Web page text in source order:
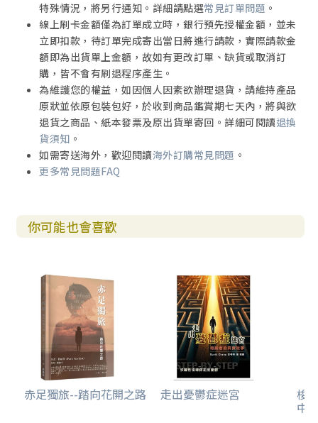
特殊情況，將另行通知。詳細請點選常見訂單問題 。
線上刷卡金額僅為訂單成立時，銀行預先授權金額，並未
立即扣款，待訂單完成寄出當日將進行請款，實際請款金
額即為出貨單上金額，故如有更改訂單、缺貨或取消訂
購，皆不會有刷退程序產生。
為維護您的權益，如因個人因素欲辦理退貨，請維持產品
原狀並依原包裝包好，於收到商品鑑賞期七天內，將與欲
退貨之商品、紙本發票及原出貨單寄回。詳細可閱讀退換
貨須知 。
如需寄送海外，歡迎閱讀海外訂購常見問題 。
更多常見問題FAQ
你可能也會喜歡
赤足獨旅--踏向花開之路 走出憂鬱症迷宮 梭
中